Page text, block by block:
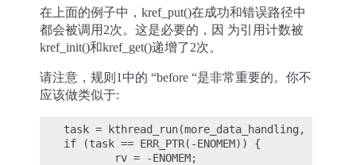
在上面的例子中，kref_put()在成功和错误路径中
都会被调用2次。这是必要的，因 为引用计数被
kref_init()和kref_get()递增了2次。
请注意，规则1中的 “before “是非常重要的。你不
应该做类似于:
task = kthread_run(more_data_handling, data,
if (task == ERR_PTR(-ENOMEM)) {
        rv = -ENOMEM;